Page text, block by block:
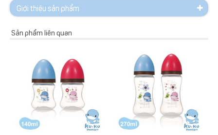
Giới thiệu sản phẩm
Sản phẩm liên quan